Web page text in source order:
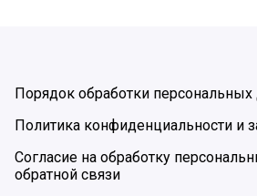
Порядок обработки
Политика конфиденциальности и
Согласие на обработку
обратной связи